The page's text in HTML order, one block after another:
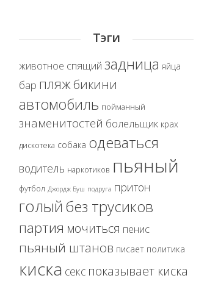
Тэги
животное спящий задница яйца
бар пляжбикини
автомобиль пойманный
знаменитостей болельщик крах
дискотека собака одеваться
водитель наркотиков пьяный
футбол Джордж Буш подруга притон
голый без трусиков
партия мочиться пенис
пьяный штанов писает политика
киска секс показывает киска